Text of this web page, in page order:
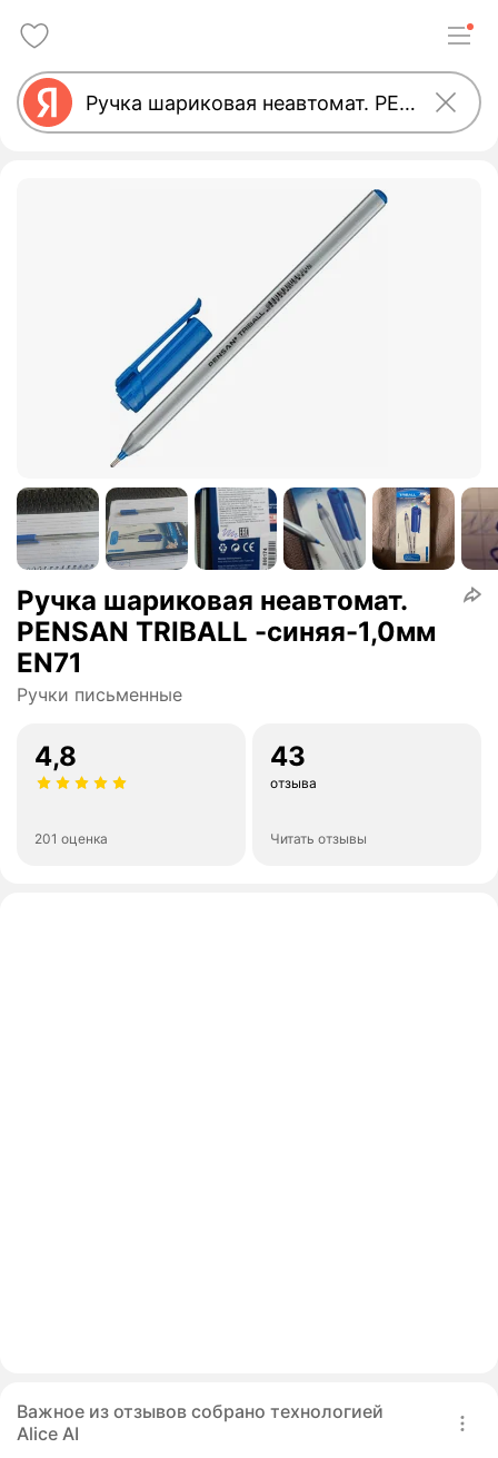
Ручка шариковая неавтомат.
PENSAN TRIBALL -синяя-1,0мм
EN71
Ручки письменные
4,8
201 оценка
43
отзыва
Читать отзывы
Важное из отзывов собрано технологией
Alice AI